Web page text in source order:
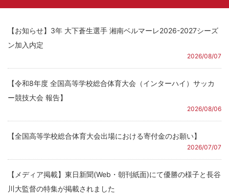
【お知らせ】3年 大下蒼生選手 湘南ベルマーレ2026-2027シーズ
ン加入内定
2026/08/07
【令和8年度 全国高等学校総合体育大会（インターハイ）サッカ
ー競技大会 報告】
2026/08/06
【全国高等学校総合体育大会出場における寄付金のお願い】
2026/07/07
【メディア掲載】東日新聞(Web・朝刊紙面)にて優勝の様子と長谷
川大監督の特集が掲載されました